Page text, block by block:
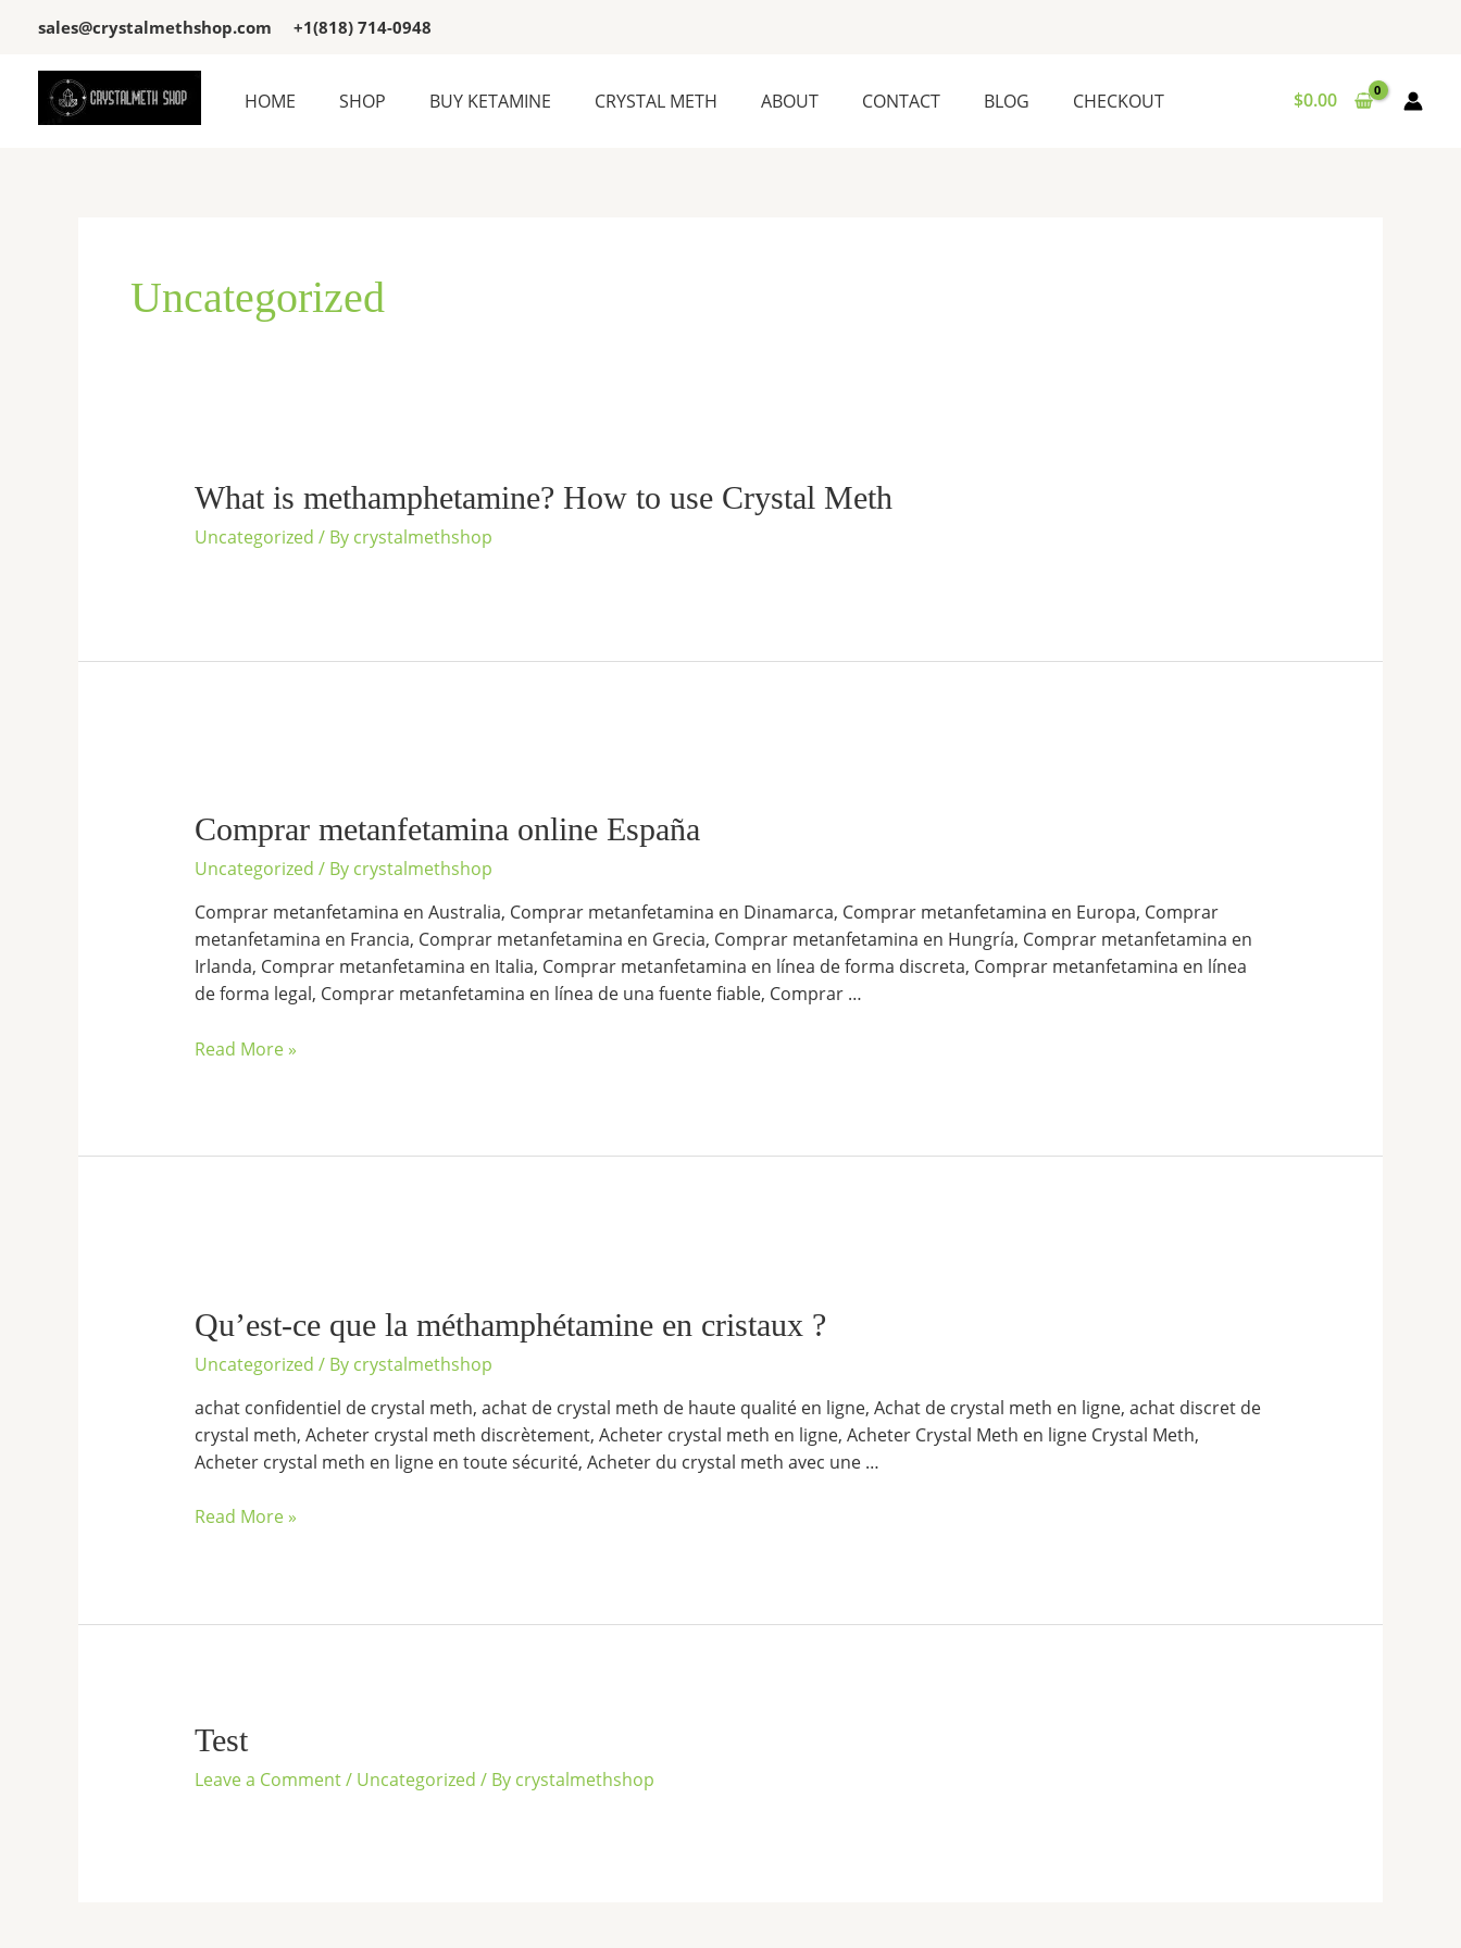
content
sales@crystalmethshop.com +1(818) 714-0948
HOME SHOP BUY KETAMINE CRYSTAL METH ABOUT CONTACT BLOG CHECKOUT $0.00
Uncategorized
What is methamphetamine? How to use Crystal Meth
Uncategorized / By crystalmethshop
Comprar metanfetamina online España
Uncategorized / By crystalmethshop
Comprar metanfetamina en Australia, Comprar metanfetamina en Dinamarca, Comprar metanfetamina en Europa, Comprar
metanfetamina en Francia, Comprar metanfetamina en Grecia, Comprar metanfetamina en Hungría, Comprar metanfetamina en
Irlanda, Comprar metanfetamina en Italia, Comprar metanfetamina en línea de forma discreta, Comprar metanfetamina en línea
de forma legal, Comprar metanfetamina en línea de una fuente fiable, Comprar …
online
España
Read More »
Qu’est-ce que la méthamphétamine en cristaux ?
Uncategorized / By crystalmethshop
achat confidentiel de crystal meth, achat de crystal meth de haute qualité en ligne, Achat de crystal meth en ligne, achat discret de
crystal meth, Acheter crystal meth discrètement, Acheter crystal meth en ligne, Acheter Crystal Meth en ligne Crystal Meth,
Acheter crystal meth en ligne en toute sécurité, Acheter du crystal meth avec une …
que
la
méthamphétamine
cristaux
?
Read More »
Test
Leave a Comment/ Uncategorized / By crystalmethshop